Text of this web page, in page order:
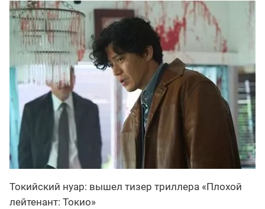
Токийский нуар: вышел тизер триллера «Плохой
лейтенант: Токио»